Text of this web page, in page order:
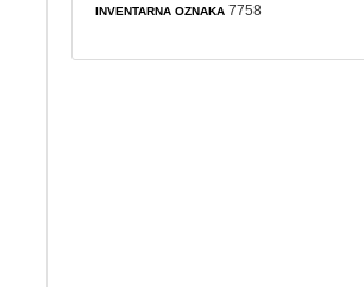
INVENTARNA OZNAKA 7758